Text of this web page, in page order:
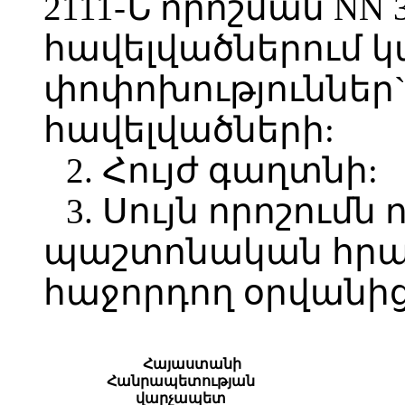
2111-Ն որոշման NN
հավելվածներում
հավելվածների:
2. Հույժ գաղտնի:
3. Սույն որոշումն
պաշտոնական
հաջորդող
Հայաստանի
Հանրապետության
վարչապետ